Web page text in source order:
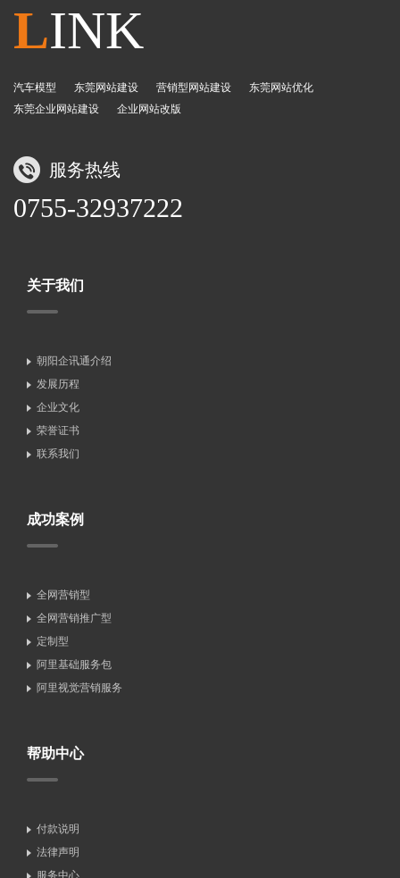
LINK
汽车模型 东莞网站建设 营销型网站建设
东莞网站优化
东莞企业网站建设
企业网站改版
服务热线
0755-32937222
关于我们
朝阳企讯通介绍
发展历程
企业文化
荣誉证书
联系我们
成功案例
全网营销型
全网营销推广型
定制型
阿里基础服务包
阿里视觉营销服务
帮助中心
付款说明
法律声明
服务中心